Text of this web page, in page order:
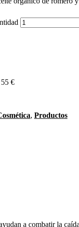
€
, Productos
a combatir la